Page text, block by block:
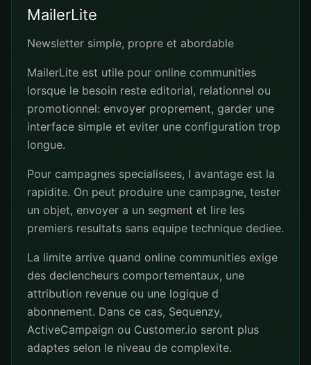
MailerLite
Newsletter simple, propre et abordable
MailerLite est utile pour online communities
lorsque le besoin reste editorial, relationnel ou
promotionnel: envoyer proprement, garder une
interface simple et eviter une configuration trop
longue.
Pour campagnes specialisees, l avantage est la
rapidite. On peut produire une campagne, tester
un objet, envoyer a un segment et lire les
premiers resultats sans equipe technique dediee.
La limite arrive quand online communities exige
des declencheurs comportementaux, une
attribution revenue ou une logique d
abonnement. Dans ce cas, Sequenzy,
ActiveCampaign ou Customer.io seront plus
adaptes selon le niveau de complexite.